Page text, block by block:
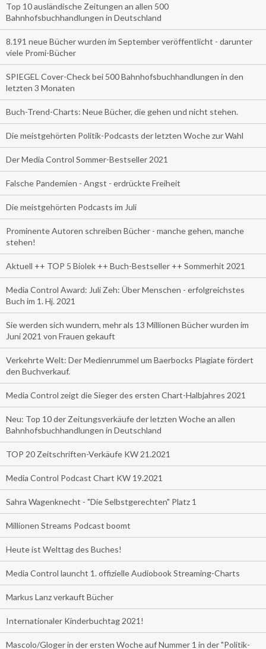
Top 10 ausländische Zeitungen an allen 500
Bahnhofsbuchhandlungen in Deutschland
8.191 neue Bücher wurden im September veröffentlicht - darunter
viele Promi-Bücher
SPIEGEL Cover-Check bei 500 Bahnhofsbuchhandlungen in den
letzten 3 Monaten
Buch-Trend-Charts: Neue Bücher, die gehen und nicht stehen.
Die meistgehörten Politik-Podcasts der letzten Woche zur Wahl
Der Media Control Sommer-Bestseller 2021
Falsche Pandemien - Angst - erdrückte Freiheit
Die meistgehörten Podcasts im Juli
Prominente Autoren schreiben Bücher - manche gehen, manche
stehen!
Aktuell ++ TOP 5 Biolek ++ Buch-Bestseller ++ Sommerhit 2021
Media Control Award: Juli Zeh: Über Menschen - erfolgreichstes
Buch im 1. Hj. 2021
Sie werden sich wundern, mehr als 13 Millionen Bücher wurden im
Juni 2021 von Frauen gekauft
Verkehrte Welt: Der Medienrummel um Baerbocks Plagiate fördert
den Buchverkauf.
Media Control zeigt die Sieger des ersten Chart-Halbjahres 2021
Neu: Top 10 der Zeitungsverkäufe der letzten Woche an allen
Bahnhofsbuchhandlungen in Deutschland
TOP 20 Zeitschriften-Verkäufe KW 21.2021
Media Control Podcast Chart KW 19.2021
Sahra Wagenknecht - "Die Selbstgerechten" Platz 1
Millionen Streams Podcast boomt
Heute ist Welttag des Buches!
Media Control launcht 1. offizielle Audiobook Streaming-Charts
Markus Lanz verkauft Bücher
Internationaler Kinderbuchtag 2021!
Mascolo/Gloger in der ersten Woche auf Nummer 1 in der "Politik-